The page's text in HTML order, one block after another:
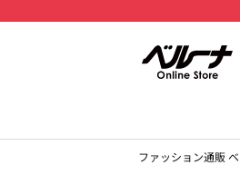
ファッション通販